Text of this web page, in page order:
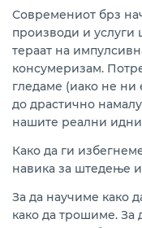
Современиот брз
производи и услуги
тераат на
консумеризам.
гледаме (иако не ни
до драстично
нашите реални
Како да ги
навика за штедење
За да научиме како
како да трошиме. За